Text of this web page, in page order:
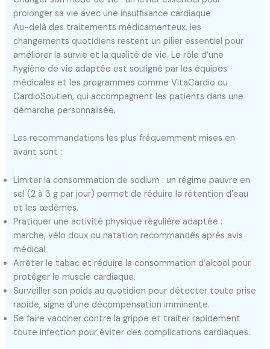
prolonger sa vie avec une insuffisance cardiaque
Au-delà des traitements médicamenteux, les
changements quotidiens restent un pilier essentiel pour
améliorer la survie et la qualité de vie. Le rôle d’une
hygiène de vie adaptée est souligné par les équipes
médicales et les programmes comme VitaCardio ou
CardioSoutien, qui accompagnent les patients dans une
démarche personnalisée.
Les recommandations les plus fréquemment mises en
avant sont :
Limiter la consommation de sodium : un régime pauvre en
sel (2 à 3 g par jour) permet de réduire la rétention d’eau
et les œdèmes.
Pratiquer une activité physique régulière adaptée :
marche, vélo doux ou natation recommandés après avis
médical.
Arrêter le tabac et réduire la consommation d’alcool pour
protéger le muscle cardiaque.
Surveiller son poids au quotidien pour détecter toute prise
rapide, signe d’une décompensation imminente.
Se faire vacciner contre la grippe et traiter rapidement
toute infection pour éviter des complications cardiaques.